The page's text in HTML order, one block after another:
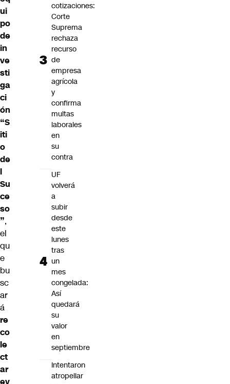
ui
po
de
in
ve
sti
ga
ci
ón
“S
iti
o
de
l
Su
ce
so
”,
el
qu
e
bu
sc
ar
á
re
co
le
ct
ar
cotizaciones:
Corte
Suprema
rechaza
recurso
de
empresa
agrícola
y
confirma
multas
laborales
en
su
contra
UF
volverá
a
subir
desde
este
lunes
tras
un
mes
congelada:
Así
quedará
su
valor
en
septiembre
Intentaron
atropellar